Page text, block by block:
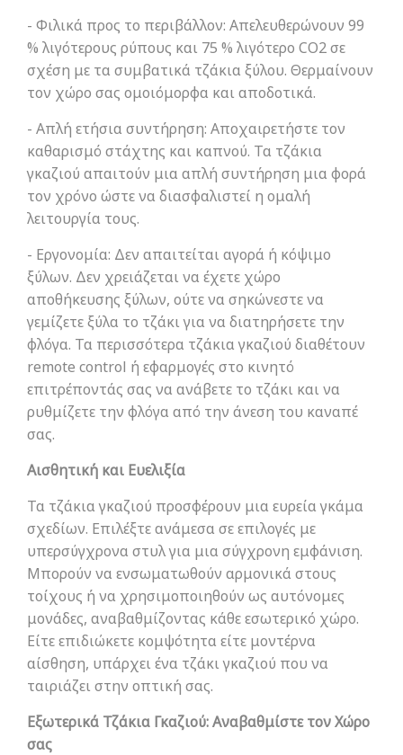
- Φιλικά προς το περιβάλλον: Απελευθερώνουν 99
% λιγότερους ρύπους και 75 % λιγότερο CO2 σε
σχέση με τα συμβατικά τζάκια ξύλου. Θερμαίνουν
τον χώρο σας ομοιόμορφα και αποδοτικά.
- Απλή ετήσια συντήρηση: Αποχαιρετήστε τον
καθαρισμό στάχτης και καπνού. Τα τζάκια
γκαζιού απαιτούν μια απλή συντήρηση μια φορά
τον χρόνο ώστε να διασφαλιστεί η ομαλή
λειτουργία τους.
- Εργονομία: Δεν απαιτείται αγορά ή κόψιμο
ξύλων. Δεν χρειάζεται να έχετε χώρο
αποθήκευσης ξύλων, ούτε να σηκώνεστε να
γεμίζετε ξύλα το τζάκι για να διατηρήσετε την
φλόγα. Τα περισσότερα τζάκια γκαζιού διαθέτουν
remote control ή εφαρμογές στο κινητό
επιτρέποντάς σας να ανάβετε το τζάκι και να
ρυθμίζετε την φλόγα από την άνεση του καναπέ
σας.
Αισθητική και Ευελιξία
Τα τζάκια γκαζιού προσφέρουν μια ευρεία γκάμα
σχεδίων. Επιλέξτε ανάμεσα σε επιλογές με
υπερσύγχρονα στυλ για μια σύγχρονη εμφάνιση.
Μπορούν να ενσωματωθούν αρμονικά στους
τοίχους ή να χρησιμοποιηθούν ως αυτόνομες
μονάδες, αναβαθμίζοντας κάθε εσωτερικό χώρο.
Είτε επιδιώκετε κομψότητα είτε μοντέρνα
αίσθηση, υπάρχει ένα τζάκι γκαζιού που να
ταιριάζει στην οπτική σας.
Εξωτερικά Τζάκια Γκαζιού: Αναβαθμίστε τον Χώρο
σας